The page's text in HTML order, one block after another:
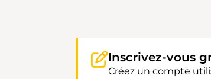
Inscrivez-vous
Créez un compte